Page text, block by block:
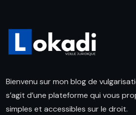
Bienvenu sur mon blog de
s’agit d’une plateforme qui vous
simples et accessibles sur le droit.